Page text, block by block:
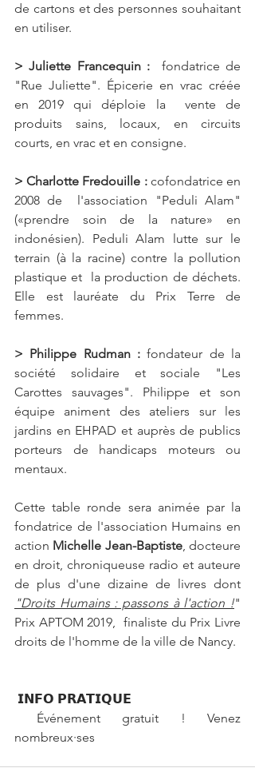
de cartons et des personnes souhaitant
en utiliser.
> Juliette Francequin :
  fondatrice de
"Rue Juliette". Épicerie en vrac créée
en 2019 qui déploie la  vente de
produits sains, locaux, en circuits
courts, en vrac et en consigne.
> Charlotte Fredouille : cofondatrice en
2008 de  l'association "Peduli Alam"
(«prendre soin de la nature» en
indonésien). Peduli Alam lutte sur le
terrain (à la racine) contre la pollution
plastique et  la production de déchets.
Elle est lauréate du Prix Terre de
femmes.
> Philippe Rudman : fondateur de la
société solidaire et sociale "Les
Carottes sauvages". Philippe et son
équipe animent des ateliers sur les
jardins en EHPAD et auprès de publics
porteurs de handicaps moteurs ou
mentaux.
Cette table ronde sera animée par la
fondatrice de l'association Humains en
action Michelle Jean-Baptiste, docteure
en droit, chroniqueuse radio et auteure
"Droits Humains : passons à l'action !"
Prix APTOM 2019,  finaliste du Prix Livre
droits de l'homme de la ville de Nancy.
𝗜𝗡𝗙𝗢 𝗣𝗥𝗔𝗧𝗜𝗤𝗨𝗘
nombreux·ses